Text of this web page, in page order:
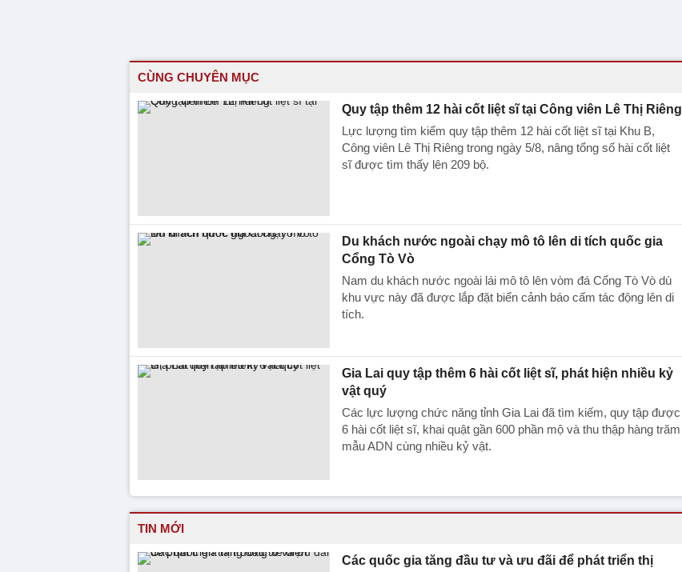
CÙNG CHUYÊN MỤC
Quy tập thêm 12 hài cốt liệt sĩ tại Công viên Lê Thị Riêng
Lực lượng tìm kiếm quy tập thêm 12 hài cốt liệt sĩ tại Khu B,
Công viên Lê Thị Riêng trong ngày 5/8, nâng tổng số hài cốt liệt
sĩ được tìm thấy lên 209 bộ.
Du khách nước ngoài chạy mô tô lên di tích quốc gia
Cổng Tò Vò
Nam du khách nước ngoài lái mô tô lên vòm đá Cổng Tò Vò dù
khu vực này đã được lắp đặt biển cảnh báo cấm tác động lên di
tích.
Gia Lai quy tập thêm 6 hài cốt liệt sĩ, phát hiện nhiều kỷ
vật quý
Các lực lượng chức năng tỉnh Gia Lai đã tìm kiếm, quy tập được
6 hài cốt liệt sĩ, khai quật gần 600 phần mộ và thu thập hàng trăm
mẫu ADN cùng nhiều kỷ vật.
TIN MỚI
Các quốc gia tăng đầu tư và ưu đãi để phát triển thị